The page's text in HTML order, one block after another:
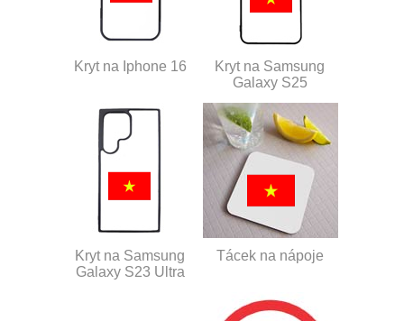
Kryt na Iphone 16
Kryt na Samsung
Galaxy S25
Kryt na Samsung
Galaxy S23 Ultra
Tácek na nápoje